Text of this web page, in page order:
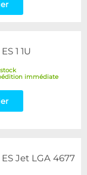
1 1U
immédiate
Jet LGA 4677